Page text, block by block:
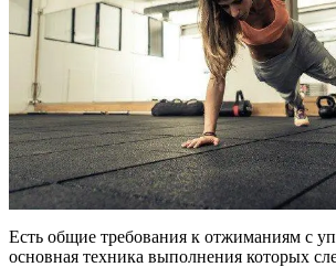
Есть общие требования к отжиманиям с
основная техника выполнения которых